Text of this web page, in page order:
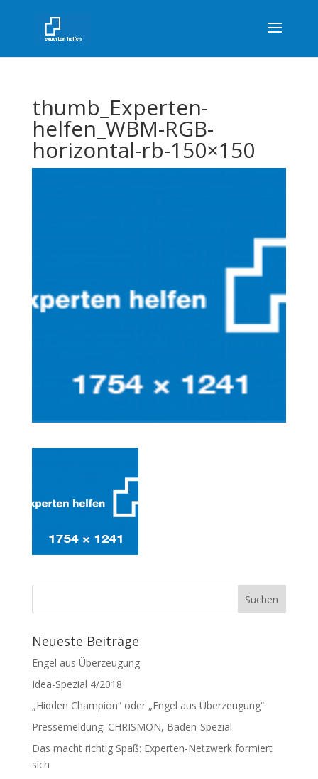
thumb_Experten-
helfen_WBM-RGB-
horizontal-rb-150×150
Neueste Beiträge
Engel aus Überzeugung
Idea-Spezial 4/2018
„Hidden Champion“ oder „Engel aus Überzeugung“
Pressemeldung: CHRISMON, Baden-Spezial
Das macht richtig Spaß: Experten-Netzwerk formiert
sich